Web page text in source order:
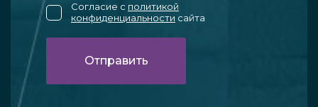
Согласие с политикой
конфиденциальности сайта